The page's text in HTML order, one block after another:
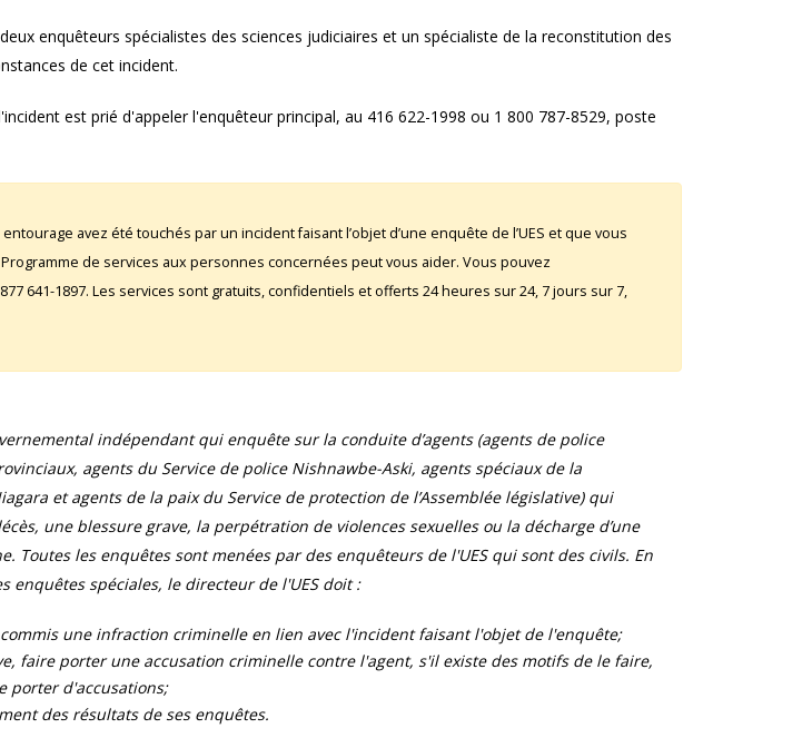
enquêteurs spécialistes des sciences judiciaires et un spécialiste de la reconstitution des
de cet incident.
est prié d'appeler l'enquêteur principal, au 416 622-1998 ou 1 800 787-8529, poste
avez été touchés par un incident faisant l’objet d’une enquête de l’UES et que vous
de services aux personnes concernées peut vous aider. Vous pouvez
641-1897. Les services sont gratuits, confidentiels et offerts 24 heures sur 24, 7 jours sur 7,
indépendant qui enquête sur la conduite d’agents (agents de police
agents du Service de police Nishnawbe-Aski, agents spéciaux de la
et agents de la paix du Service de protection de l’Assemblée législative) qui
une blessure grave, la perpétration de violences sexuelles ou la décharge d’une
Toutes les enquêtes sont menées par des enquêteurs de l'UES qui sont des civils. En
enquêtes spéciales, le directeur de l'UES doit :
une infraction criminelle en lien avec l'incident faisant l'objet de l'enquête;
faire porter une accusation criminelle contre l'agent, s'il existe des motifs de le faire,
porter d'accusations;
des résultats de ses enquêtes.